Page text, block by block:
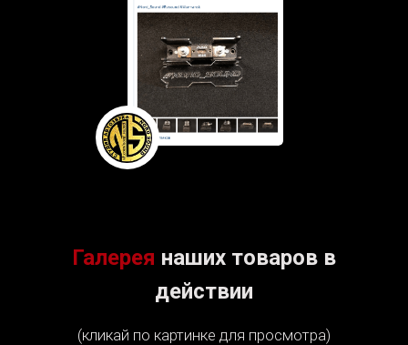
Галерея наших товаров в
действии
(кликай по картинке для просмотра)